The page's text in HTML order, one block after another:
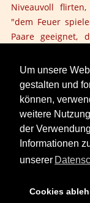
Um unsere
gestalten und
können,
weitere
der
Informationen
unserer
Cookies
Niveauvoll
"dem Feuer
Paare geeignet,